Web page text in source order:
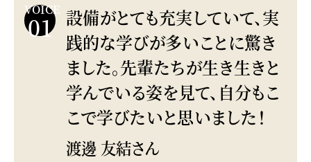
VOICE
01 設備がとても充実していて、実
践的な学びが多いことに驚き
ました。先輩たちが生き生きと
学んでいる姿を見て、自分もこ
こで学びたいと思いました！
渡邊 友結さん